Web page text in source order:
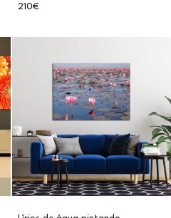
210€